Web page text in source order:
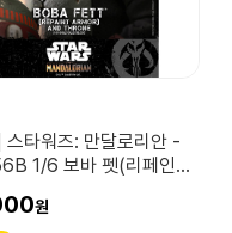
스타워즈: 만달로리안 -
1/6 보바 펫(리페인팅
)